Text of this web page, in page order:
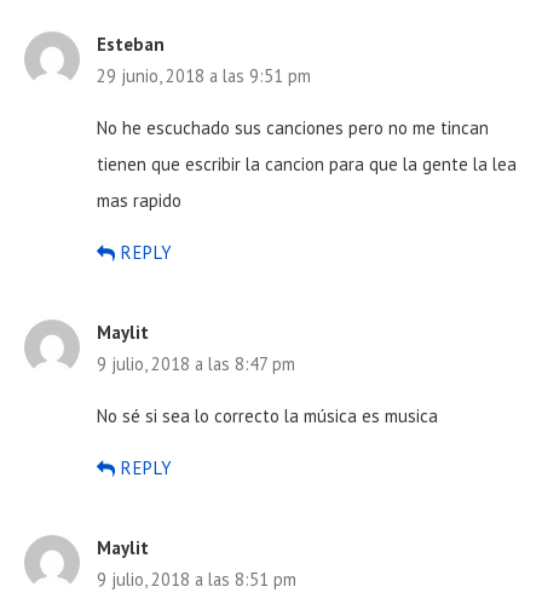
Esteban
29 junio, 2018 a las 9:51 pm
No he escuchado sus canciones pero no me tincan
tienen que escribir la cancion para que la gente la lea
mas rapido
REPLY
Maylit
9 julio, 2018 a las 8:47 pm
No sé si sea lo correcto la música es musica
REPLY
Maylit
9 julio, 2018 a las 8:51 pm